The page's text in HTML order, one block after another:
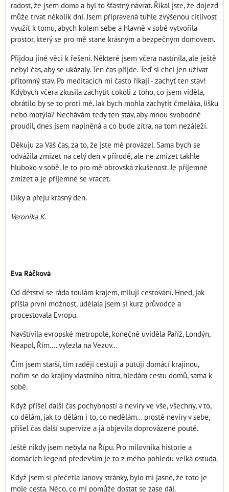
radost, že jsem doma a byl to šťastný návrat. Říkal jste, že dojezd
může trvat několik dní. Jsem připravená tuhle zvýšenou citlivost
využít k tomu, abych kolem sebe a hlavně v sobě vytvořila
prostor, který se pro mě stane krásným a bezpečným domovem.
Přijdou jiné věci k řešení. Některé jsem včera nastínila, ale ještě
nebyl čas, aby se ukázaly. Ten čas přijde. Teď si chci jen užívat
přítomný stav. Po meditacích mi často říkají - zachyť ten stav!
Kdybych včera zkusila zachytit cokoli z toho, co jsem viděla,
obrátilo by se to proti mě. Jak bych mohla zachytit čmeláka, lišku
nebo motýla? Nechávám tedy ten stav, aby mnou svobodně
proudil, dnes jsem naplněná a co bude zítra, na tom nezáleží.
Děkuju za Váš čas, za to, že jste mě provázel. Sama bych se
odvážila zmizet na celý den v přírodě, ale ne zmizet takhle
hluboko v sobě. Je to pro mě obrovská zkušenost. Je příjemné
zmizet a je příjemné se vracet.
Díky a přeju krásný den.
Veronika K.
Eva Ráčková
Od dětství se ráda toulám krajem, miluji cestování. Hned, jak
přišla první možnost, udělala jsem si kurz průvodce a
procestovala Evropu.
Navštívila evropské metropole, konečně uviděla Paříž, Londýn,
Neapol, Řím.... vylezla na Vezuv...
Čím jsem starší, tím raději cestuji a putuji domácí krajinou,
nořím se do krajiny vlastního nitra, hledám cestu domů, sama k
sobě.
Když přišel další čas pochybností a nevíry ve vše, všechny, v to,
co dělám, jak to dělám i to, co nedělám... prostě nevíry v sebe,
přišel čas další supervize a já objevila doprovázené poutě.
Ještě nikdy jsem nebyla na Řípu. Pro milovníka historie a
domácích legend především je to z mého pohledu velká ostuda.
Když jsem si přečetla Janovy stránky, bylo mi jasné, že toto je
moje cesta. Něco, co mi pomůže dostat se zase dál.